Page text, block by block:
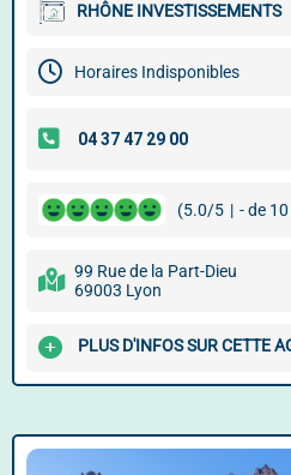
RHÔNE INVESTISSEMENTS
Horaires Indisponibles
(5.0/5 | - de
99 Rue de la Part-Dieu
69003 Lyon
PLUS D'INFOS SUR CETTE